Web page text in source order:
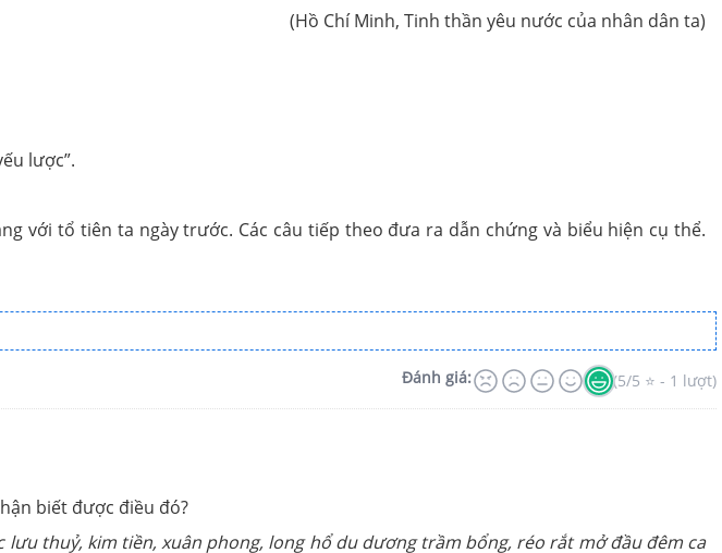
(Hồ Chí Minh, Tinh thần yêu nước của nhân dân ta)
lược”.
với tổ tiên ta ngày trước. Các câu tiếp theo đưa ra dẫn chứng và biểu hiện cụ thể.
Đánh giá: (5/5 ⭐ - 1 lượt)
biết được điều đó?
thuỷ, kim tiền, xuân phong, long hổ du dương trầm bổng, réo rắt mở đầu đêm ca